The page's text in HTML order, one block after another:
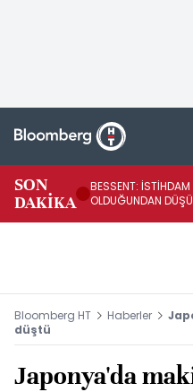
SON
DAKİKA
BESSENT: İSTİHDAM
OLDUĞUNDAN
Bloomberg HT Haberler
düştü
Japonya'da